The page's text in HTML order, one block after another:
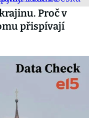
Proč v
přispívají